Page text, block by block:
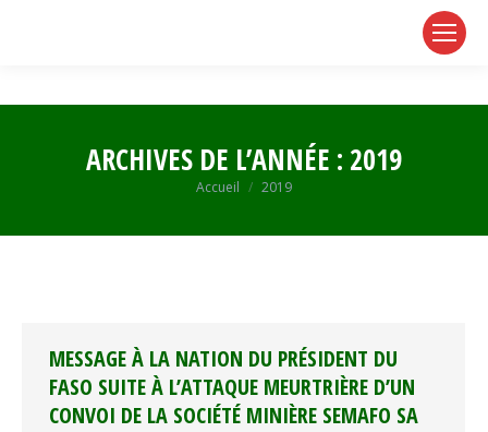
ARCHIVES DE L’ANNÉE : 2019
Vous êtes ici :
Accueil 2019
MESSAGE À LA NATION DU PRÉSIDENT DU
FASO SUITE À L’ATTAQUE MEURTRIÈRE D’UN
CONVOI DE LA SOCIÉTÉ MINIÈRE SEMAFO SA